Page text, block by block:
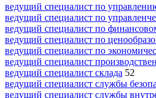
ведущий специалист по
ведущий специалист по
ведущий специалист по
ведущий специалист по
ведущий специалист по
ведущий специалист
ведущий специалист склада 52
ведущий специалист службы
ведущий специалист службы